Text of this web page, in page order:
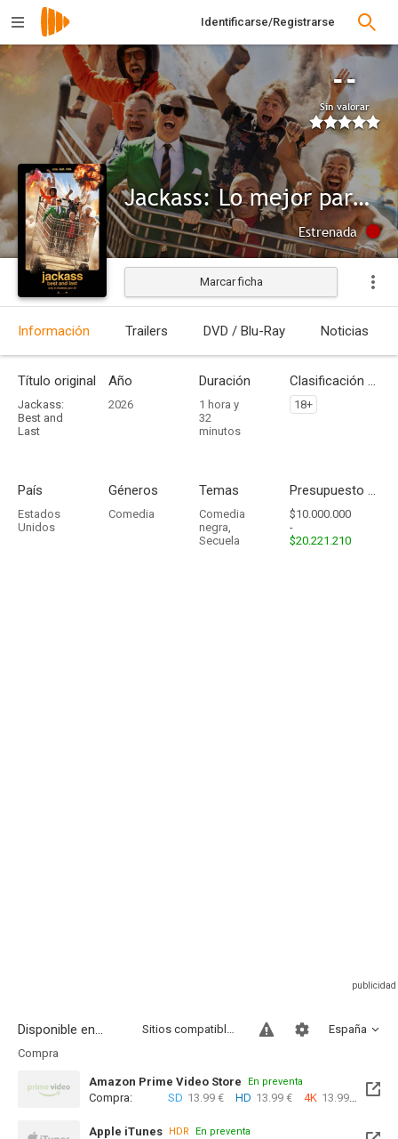
Identificarse/Registrarse
--
Sin valorar
Jackass: Lo mejor para el final
Estrenada
Marcar ficha
Información Trailers DVD / Blu-Ray Noticias
Título original
Jackass:
Best and
Last
Año
2026
Duración
1 hora y
32
minutos
Clasificación por edades
18+
País
Estados
Unidos
Géneros
Comedia
Temas
Comedia
negra,
Secuela
Presupuesto - Ingresos
$10.000.000
-
$20.221.210
Disponible en... España
Sitios compatibles
Compra
Amazon Prime Video Store En preventa
Compra: SD 13.99 € HD 13.99 € 4K 13.99 €
Apple iTunes HDR En preventa